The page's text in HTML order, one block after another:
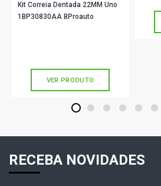
Kit Correia Dentada 22MM Uno
1BP30830AA BProauto
VER PRODUTO
1 2 3 4 5 6
RECEBA NOVIDADES